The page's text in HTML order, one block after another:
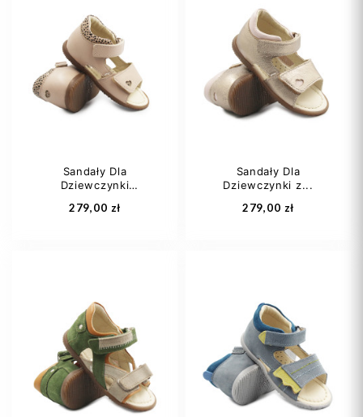
22
24
Dodaj do koszyka
22
24
Dodaj do koszyka
Sandały Dla
Dziewczynki
279,00 zł
22 23
Sandały Dla
Dziewczynki z...
279,00 zł
22
24
25